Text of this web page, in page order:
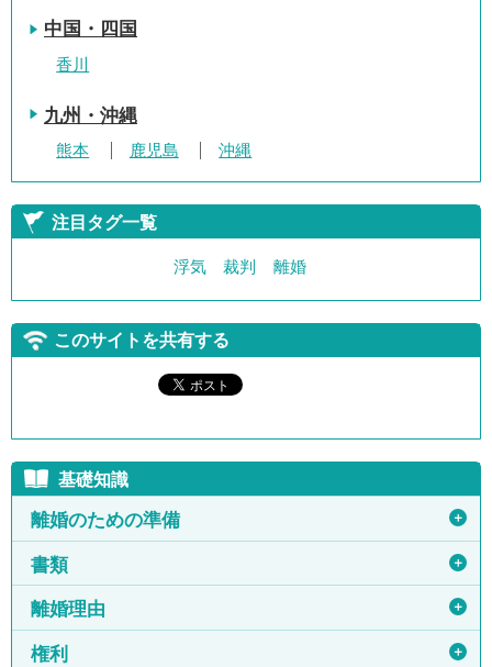
中国・四国
香川
九州・沖縄
熊本 鹿児島 沖縄
注目タグ一覧
浮気 裁判 離婚
このサイトを共有する
基礎知識
離婚のための準備 ＋
書類 ＋
離婚理由 ＋
権利 ＋